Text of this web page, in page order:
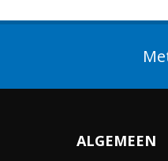
ALGEMEEN